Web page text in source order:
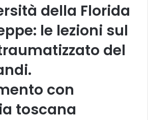
della Florida
le lezioni sul
del
con
toscana